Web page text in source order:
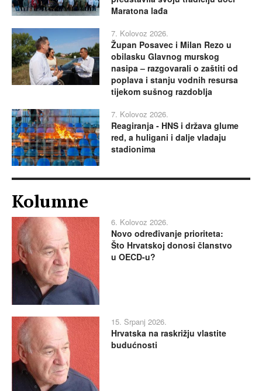
Maratona lađa
7. Kolovoz 2026.
Župan Posavec i Milan Rezo u
obilasku Glavnog murskog
nasipa – razgovarali o zaštiti od
poplava i stanju vodnih resursa
tijekom sušnog razdoblja
7. Kolovoz 2026.
Reagiranja - HNS i država glume
red, a huligani i dalje vladaju
stadionima
Kolumne
6. Kolovoz 2026.
Novo određivanje prioriteta:
Što Hrvatskoj donosi članstvo
u OECD-u?
15. Srpanj 2026.
Hrvatska na raskrižju vlastite
budućnosti